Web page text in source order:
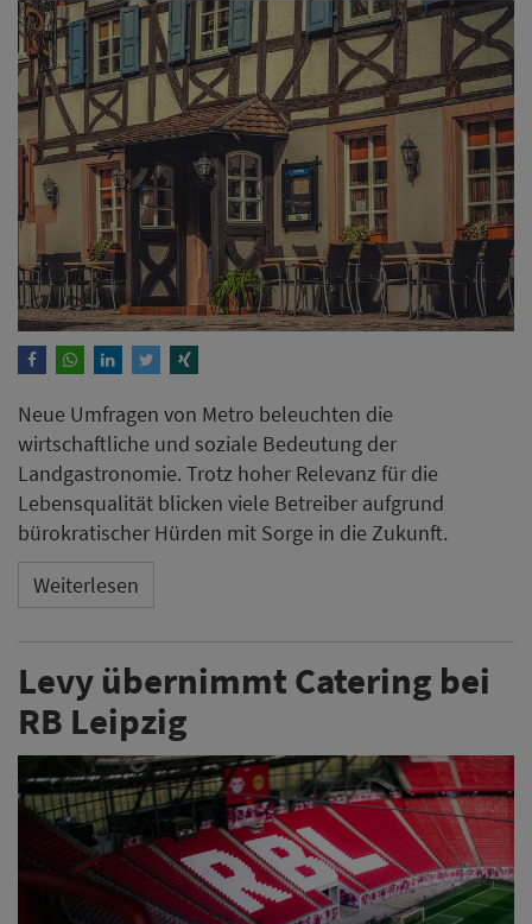
Neue Umfragen von Metro beleuchten die
wirtschaftliche und soziale Bedeutung der
Landgastronomie. Trotz hoher Relevanz für die
Lebensqualität blicken viele Betreiber aufgrund
bürokratischer Hürden mit Sorge in die Zukunft.
Weiterlesen
Levy übernimmt Catering bei
RB Leipzig